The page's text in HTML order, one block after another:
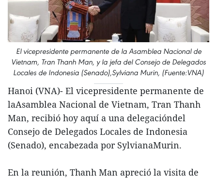
El vicepresidente permanente de la Asamblea Nacional de
Vietnam, Tran Thanh Man, y la jefa del Consejo de Delegados
Locales de Indonesia (Senado),Sylviana Murin, (Fuente:VNA)
Hanoi (VNA)- El vicepresidente permanente de
laAsamblea Nacional de Vietnam, Tran Thanh
Man, recibió hoy aquí a una delegacióndel
Consejo de Delegados Locales de Indonesia
(Senado), encabezada por SylvianaMurin.
En la reunión, Thanh Man apreció la visita de